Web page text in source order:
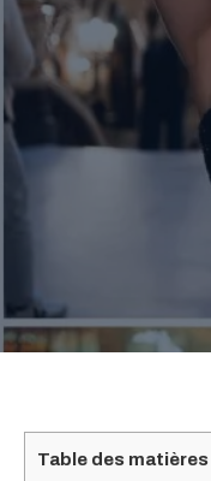
Table des matières